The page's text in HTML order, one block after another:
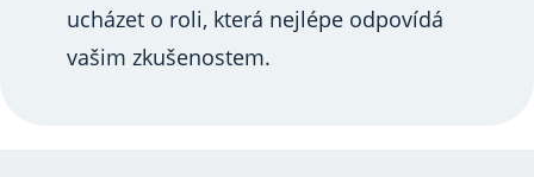
ucházet o roli, která nejlépe odpovídá
vašim zkušenostem.